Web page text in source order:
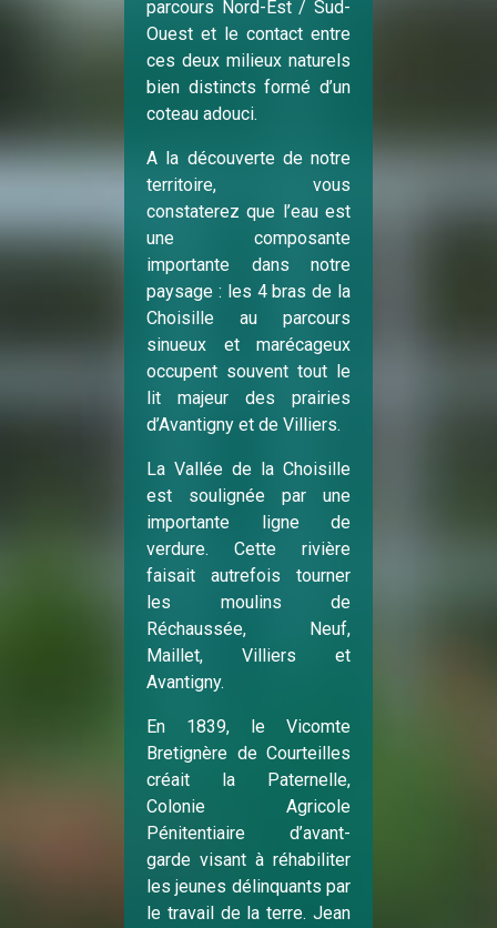
parcours Nord-Est / Sud-
Ouest et le contact entre
ces deux milieux naturels
bien distincts formé d’un
coteau adouci.
A la découverte de notre
territoire, vous
constaterez que l’eau est
une composante
importante dans notre
paysage : les 4 bras de la
Choisille au parcours
sinueux et marécageux
occupent souvent tout le
lit majeur des prairies
d’Avantigny et de Villiers.
La Vallée de la Choisille
est soulignée par une
importante ligne de
verdure. Cette rivière
faisait autrefois tourner
les moulins de
Réchaussée, Neuf,
Maillet, Villiers et
Avantigny.
En 1839, le Vicomte
Bretignère de Courteilles
créait la Paternelle,
Colonie Agricole
Pénitentiaire d’avant-
garde visant à réhabiliter
les jeunes délinquants par
le travail de la terre. Jean